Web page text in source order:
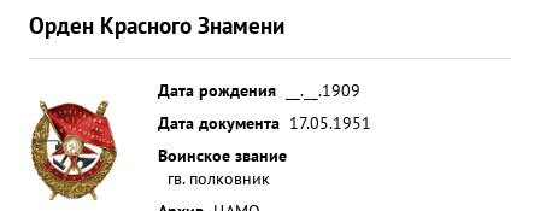
Орден Красного Знамени
Дата рождения
__.__.1909
Дата документа 17.05.1951
Воинское звание
гв. полковник